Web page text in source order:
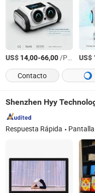
US$ 14,00-66,00/Pieza US$
Contacto
Shenzhen Hyy
Respuesta Rápida Pantalla LCD, tableta Android,